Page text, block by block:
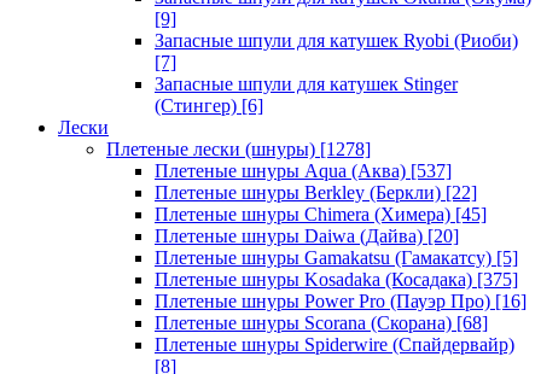
[9]
Запасные шпули для катушек Ryobi (Риоби)
[7]
Запасные шпули для катушек Stinger
(Стингер) [6]
Лески
Плетеные лески (шнуры) [1278]
Плетеные шнуры Aqua (Аква) [537]
Плетеные шнуры Berkley (Беркли) [22]
Плетеные шнуры Chimera (Химера) [45]
Плетеные шнуры Daiwa (Дайва) [20]
Плетеные шнуры Gamakatsu (Гамакатсу) [5]
Плетеные шнуры Kosadaka (Косадака) [375]
Плетеные шнуры Power Pro (Пауэр Про) [16]
Плетеные шнуры Scorana (Скорана) [68]
Плетеные шнуры Spiderwire (Спайдервайр)
[8]